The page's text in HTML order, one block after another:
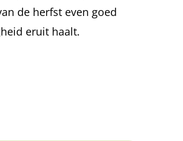
de herfst even goed
eruit haalt.